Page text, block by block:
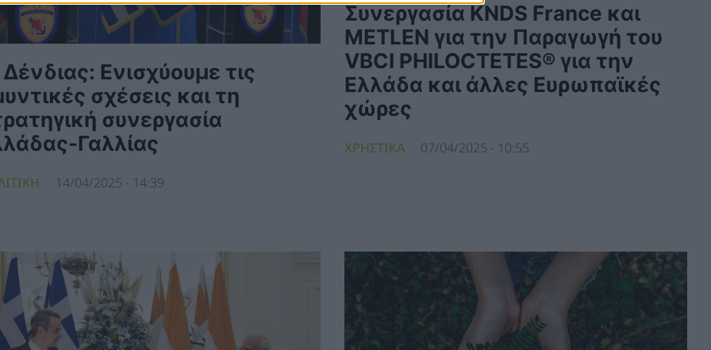
Ενισχύουμε τις
σχέσεις και τη
συνεργασία
Γαλλίας
14/04/2025 - 14:39
Συνεργασία KNDS France και
METLEN για την Παραγωγή του
VBCI PHILOCTETES® για την
Ελλάδα και άλλες Ευρωπαϊκές
χώρες
ΧΡΗΣΤΙΚΑ 07/04/2025 - 10:55